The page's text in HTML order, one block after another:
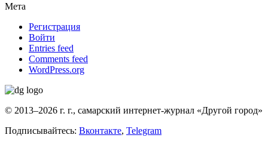
Мета
Регистрация
Войти
Entries feed
Comments feed
WordPress.org
© 2013–2026 г. г., самарский интернет-журнал «Другой город»
Подписывайтесь: Вконтакте, Telegram